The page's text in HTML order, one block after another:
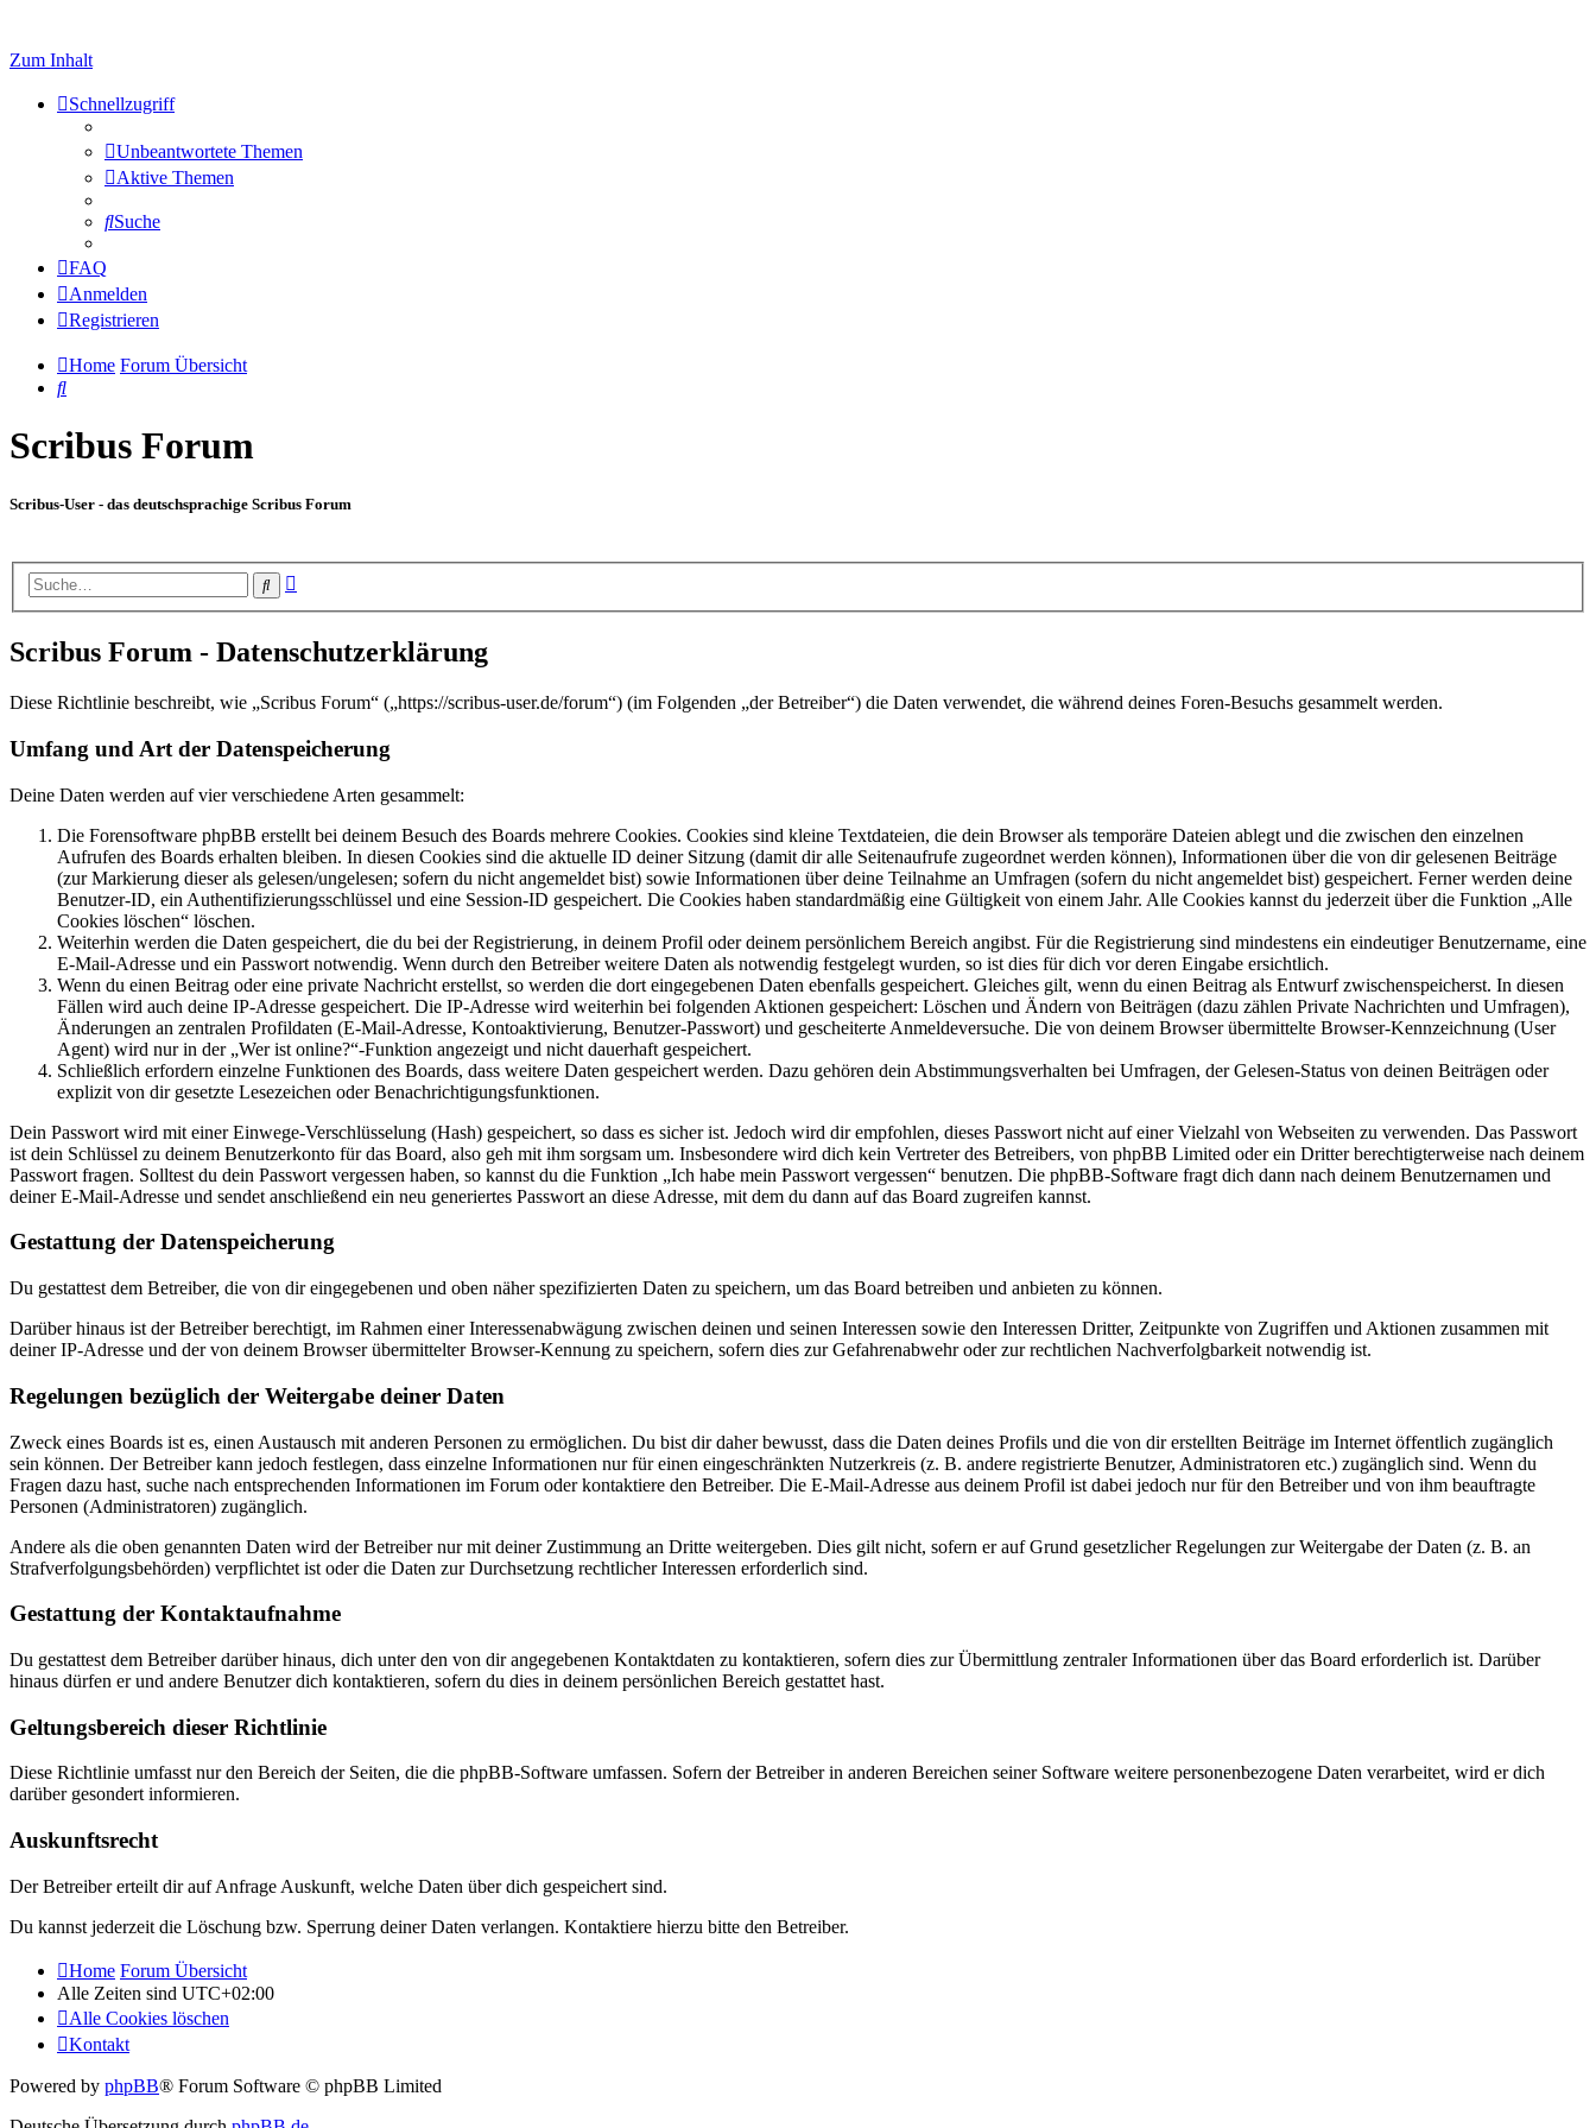
Zum Inhalt
Schnellzugriff
Unbeantwortete Themen
Aktive Themen
Suche
FAQ
Anmelden
Registrieren
Home Forum Übersicht
Suche
Scribus Forum
Scribus-User - das deutschsprachige Scribus Forum
Suche
Scribus Forum - Datenschutzerklärung
Diese Richtlinie beschreibt, wie „Scribus Forum“ („https://scribus-user.de/forum“) (im Folgenden „der Betreiber“) die Daten verwendet, die während deines Foren-Besuchs gesammelt werden.
Umfang und Art der Datenspeicherung
Deine Daten werden auf vier verschiedene Arten gesammelt:
Die Forensoftware phpBB erstellt bei deinem Besuch des Boards mehrere Cookies. Cookies sind kleine Textdateien, die dein Browser als temporäre Dateien ablegt und die zwischen den einzelnen
Aufrufen des Boards erhalten bleiben. In diesen Cookies sind die aktuelle ID deiner Sitzung (damit dir alle Seitenaufrufe zugeordnet werden können), Informationen über die von dir gelesenen Beiträge
(zur Markierung dieser als gelesen/ungelesen; sofern du nicht angemeldet bist) sowie Informationen über deine Teilnahme an Umfragen (sofern du nicht angemeldet bist) gespeichert. Ferner werden deine
Benutzer-ID, ein Authentifizierungsschlüssel und eine Session-ID gespeichert. Die Cookies haben standardmäßig eine Gültigkeit von einem Jahr. Alle Cookies kannst du jederzeit über die Funktion „Alle
Cookies löschen“ löschen.
Weiterhin werden die Daten gespeichert, die du bei der Registrierung, in deinem Profil oder deinem persönlichem Bereich angibst. Für die Registrierung sind mindestens ein eindeutiger Benutzername, eine
E-Mail-Adresse und ein Passwort notwendig. Wenn durch den Betreiber weitere Daten als notwendig festgelegt wurden, so ist dies für dich vor deren Eingabe ersichtlich.
Wenn du einen Beitrag oder eine private Nachricht erstellst, so werden die dort eingegebenen Daten ebenfalls gespeichert. Gleiches gilt, wenn du einen Beitrag als Entwurf zwischenspeicherst. In diesen
Fällen wird auch deine IP-Adresse gespeichert. Die IP-Adresse wird weiterhin bei folgenden Aktionen gespeichert: Löschen und Ändern von Beiträgen (dazu zählen Private Nachrichten und Umfragen),
Änderungen an zentralen Profildaten (E-Mail-Adresse, Kontoaktivierung, Benutzer-Passwort) und gescheiterte Anmeldeversuche. Die von deinem Browser übermittelte Browser-Kennzeichnung (User
Agent) wird nur in der „Wer ist online?“-Funktion angezeigt und nicht dauerhaft gespeichert.
Schließlich erfordern einzelne Funktionen des Boards, dass weitere Daten gespeichert werden. Dazu gehören dein Abstimmungsverhalten bei Umfragen, der Gelesen-Status von deinen Beiträgen oder
explizit von dir gesetzte Lesezeichen oder Benachrichtigungsfunktionen.
Dein Passwort wird mit einer Einwege-Verschlüsselung (Hash) gespeichert, so dass es sicher ist. Jedoch wird dir empfohlen, dieses Passwort nicht auf einer Vielzahl von Webseiten zu verwenden. Das Passwort
ist dein Schlüssel zu deinem Benutzerkonto für das Board, also geh mit ihm sorgsam um. Insbesondere wird dich kein Vertreter des Betreibers, von phpBB Limited oder ein Dritter berechtigterweise nach deinem
Passwort fragen. Solltest du dein Passwort vergessen haben, so kannst du die Funktion „Ich habe mein Passwort vergessen“ benutzen. Die phpBB-Software fragt dich dann nach deinem Benutzernamen und
deiner E-Mail-Adresse und sendet anschließend ein neu generiertes Passwort an diese Adresse, mit dem du dann auf das Board zugreifen kannst.
Gestattung der Datenspeicherung
Du gestattest dem Betreiber, die von dir eingegebenen und oben näher spezifizierten Daten zu speichern, um das Board betreiben und anbieten zu können.
Darüber hinaus ist der Betreiber berechtigt, im Rahmen einer Interessenabwägung zwischen deinen und seinen Interessen sowie den Interessen Dritter, Zeitpunkte von Zugriffen und Aktionen zusammen mit
deiner IP-Adresse und der von deinem Browser übermittelter Browser-Kennung zu speichern, sofern dies zur Gefahrenabwehr oder zur rechtlichen Nachverfolgbarkeit notwendig ist.
Regelungen bezüglich der Weitergabe deiner Daten
Zweck eines Boards ist es, einen Austausch mit anderen Personen zu ermöglichen. Du bist dir daher bewusst, dass die Daten deines Profils und die von dir erstellten Beiträge im Internet öffentlich zugänglich
sein können. Der Betreiber kann jedoch festlegen, dass einzelne Informationen nur für einen eingeschränkten Nutzerkreis (z. B. andere registrierte Benutzer, Administratoren etc.) zugänglich sind. Wenn du
Fragen dazu hast, suche nach entsprechenden Informationen im Forum oder kontaktiere den Betreiber. Die E-Mail-Adresse aus deinem Profil ist dabei jedoch nur für den Betreiber und von ihm beauftragte
Personen (Administratoren) zugänglich.
Andere als die oben genannten Daten wird der Betreiber nur mit deiner Zustimmung an Dritte weitergeben. Dies gilt nicht, sofern er auf Grund gesetzlicher Regelungen zur Weitergabe der Daten (z. B. an
Strafverfolgungsbehörden) verpflichtet ist oder die Daten zur Durchsetzung rechtlicher Interessen erforderlich sind.
Gestattung der Kontaktaufnahme
Du gestattest dem Betreiber darüber hinaus, dich unter den von dir angegebenen Kontaktdaten zu kontaktieren, sofern dies zur Übermittlung zentraler Informationen über das Board erforderlich ist. Darüber
hinaus dürfen er und andere Benutzer dich kontaktieren, sofern du dies in deinem persönlichen Bereich gestattet hast.
Geltungsbereich dieser Richtlinie
Diese Richtlinie umfasst nur den Bereich der Seiten, die die phpBB-Software umfassen. Sofern der Betreiber in anderen Bereichen seiner Software weitere personenbezogene Daten verarbeitet, wird er dich
darüber gesondert informieren.
Auskunftsrecht
Der Betreiber erteilt dir auf Anfrage Auskunft, welche Daten über dich gespeichert sind.
Du kannst jederzeit die Löschung bzw. Sperrung deiner Daten verlangen. Kontaktiere hierzu bitte den Betreiber.
Home Forum Übersicht
Alle Zeiten sind UTC+02:00
Alle Cookies löschen
Kontakt
Powered by phpBB® Forum Software © phpBB Limited